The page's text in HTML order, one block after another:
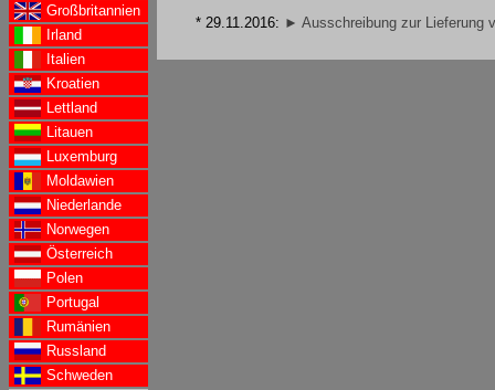
Großbritannien
Irland
Italien
Kroatien
Lettland
Litauen
Luxemburg
Moldawien
Niederlande
Norwegen
Österreich
Polen
Portugal
Rumänien
Russland
Schweden
* 29.11.2016: ► Ausschreibung zur Lieferung